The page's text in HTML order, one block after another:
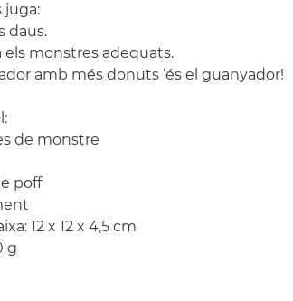
juga:
daus.
els monstres adequats.
amb més donuts ‘és el guanyador!
de monstre
poff
12 x 12 x 4,5 cm
g